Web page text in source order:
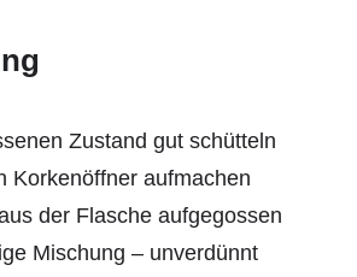
Zustand gut schütteln
Korkenöffner aufmachen
der Flasche aufgegossen
Mischung – unverdünnt